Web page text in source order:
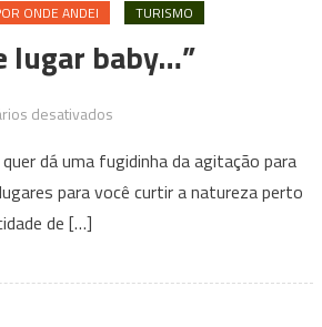
ONDE ANDEI TURISMO
lugar baby…”
desativados
Onde
Andei:
deste
dá uma fugidinha da agitação para
para você curtir a natureza perto
de […]